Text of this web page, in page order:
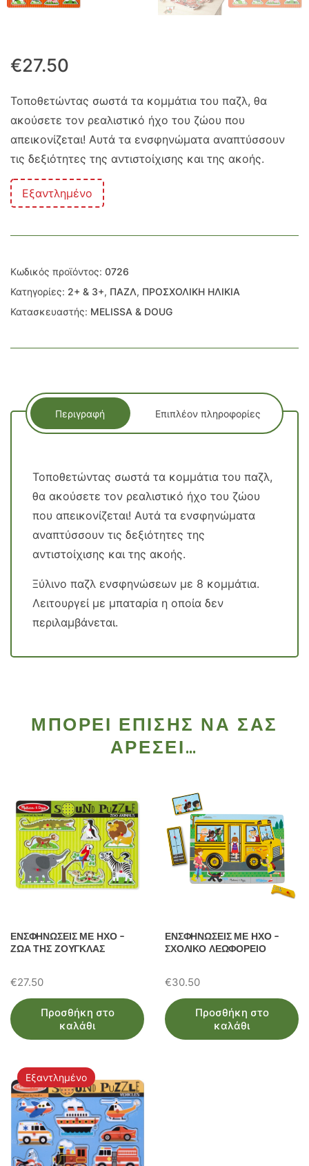
€27.50
Τοποθετώντας σωστά τα κομμάτια του παζλ, θα
ακούσετε τον ρεαλιστικό ήχο του ζώου που
απεικονίζεται! Αυτά τα ενσφηνώματα αναπτύσσουν
τις δεξιότητες της αντιστοίχισης και της ακοής.
Εξαντλημένο
Κωδικός προϊόντος: 0726
Κατηγορίες: 2+ & 3+, ΠΑΖΛ, ΠΡΟΣΧΟΛΙΚΗ ΗΛΙΚΙΑ
Κατασκευαστής: MELISSA & DOUG
Περιγραφή Επιπλέον πληροφορίες
Τοποθετώντας σωστά τα κομμάτια του παζλ,
θα ακούσετε τον ρεαλιστικό ήχο του ζώου
που απεικονίζεται! Αυτά τα ενσφηνώματα
αναπτύσσουν τις δεξιότητες της
αντιστοίχισης και της ακοής.
Ξύλινο παζλ ενσφηνώσεων με 8 κομμάτια.
Λειτουργεί με μπαταρία η οποία δεν
περιλαμβάνεται.
ΜΠΟΡΕΊ ΕΠΊΣΗΣ ΝΑ ΣΑΣ
ΑΡΈΣΕΙ…
ΕΝΣΦΗΝΩΣΕΙΣ ΜΕ ΗΧΟ –
ΖΩΑ ΤΗΣ ΖΟΥΓΚΛΑΣ
€27.50
Προσθήκη στο
καλάθι
ΕΝΣΦΗΝΩΣΕΙΣ ΜΕ ΗΧΟ –
ΣΧΟΛΙΚΟ ΛΕΩΦΟΡΕΙΟ
€30.50
Προσθήκη στο
καλάθι
Εξαντλημένο